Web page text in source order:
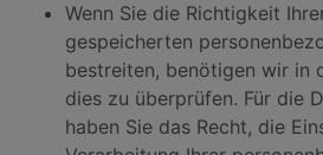
Wenn Sie die Richtigkeit
gespeicherten
bestreiten, benötigen wir in
dies zu überprüfen. Für die
haben Sie das Recht, die